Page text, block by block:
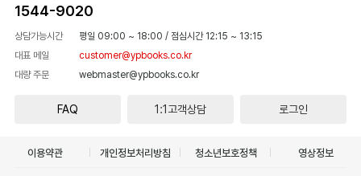
1544-9020
상담가능시간 평일 09:00 ~ 18:00 / 점심시간 12:15 ~ 13:15
대표 메일
customer@ypbooks.co.kr
대량 주문
webmaster@ypbooks.co.kr
FAQ 1:1고객상담 로그인
이용약관 개인정보처리방침 청소년보호정책 영상정보